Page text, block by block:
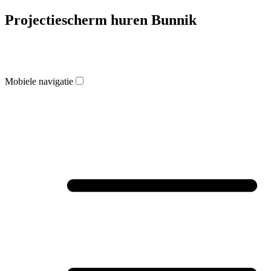
Projectiescherm huren Bunnik
Mobiele navigatie